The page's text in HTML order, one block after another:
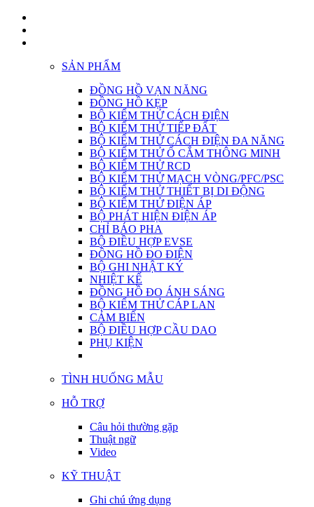
SẢN PHẨM
ĐỒNG HỒ VẠN NĂNG
ĐỒNG HỒ KẸP
BỘ KIỂM THỬ CÁCH ĐIỆN
BỘ KIỂM THỬ TIẾP ĐẤT
BỘ KIỂM THỬ CÁCH ĐIỆN ĐA NĂNG
BỘ KIỂM THỬ Ổ CẮM THÔNG MINH
BỘ KIỂM THỬ RCD
BỘ KIỂM THỬ MẠCH VÒNG/PFC/PSC
BỘ KIỂM THỬ THIẾT BỊ DI ĐỘNG
BỘ KIỂM THỬ ĐIỆN ÁP
BỘ PHÁT HIỆN ĐIỆN ÁP
CHỈ BÁO PHA
BỘ ĐIỀU HỢP EVSE
ĐỒNG HỒ ĐO ĐIỆN
BỘ GHI NHẬT KÝ
NHIỆT KẾ
ĐỒNG HỒ ĐO ÁNH SÁNG
BỘ KIỂM THỬ CÁP LAN
CẢM BIẾN
BỘ ĐIỀU HỢP CẦU DAO
PHỤ KIỆN
TÌNH HUỐNG MẪU
HỖ TRỢ
Câu hỏi thường gặp
Thuật ngữ
Video
KỸ THUẬT
Ghi chú ứng dụng